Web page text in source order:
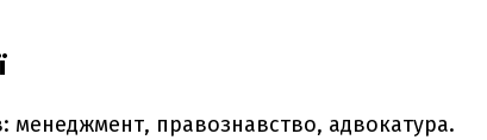
менеджмент, правознавство, адвокатура.